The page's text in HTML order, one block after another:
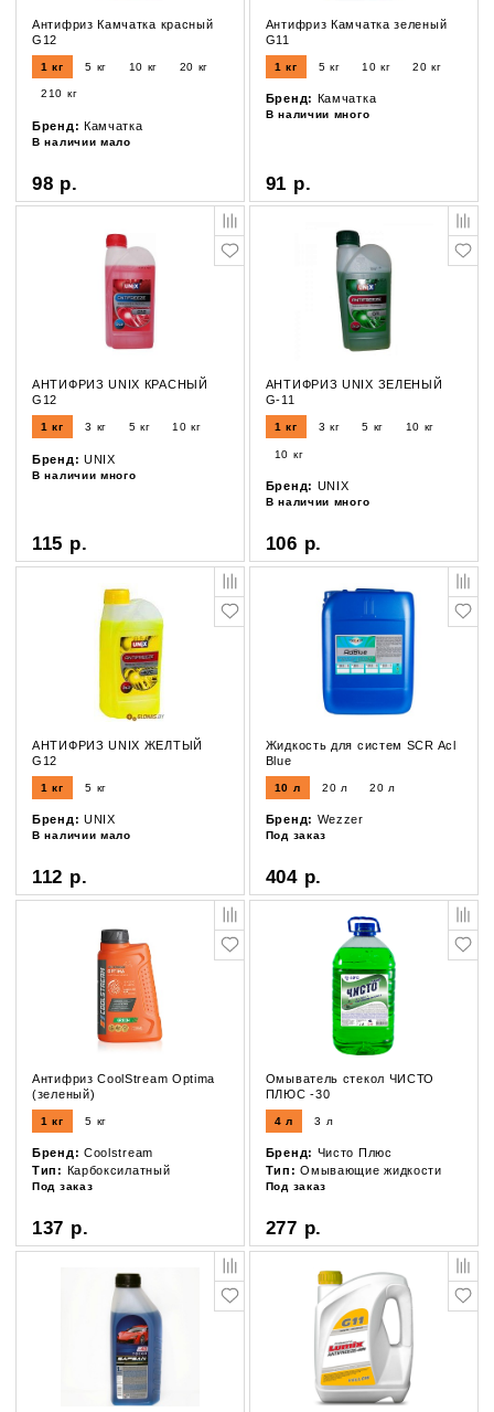
Антифриз Камчатка красный
G12
1 кг 5 кг 10 кг 20 кг
210 кг
Бренд: Камчатка
В наличии мало
98 р.
Антифриз Камчатка зеленый
G11
1 кг 5 кг 10 кг 20 кг
Бренд: Камчатка
В наличии много
91 р.
АНТИФРИЗ UNIX КРАСНЫЙ
G12
1 кг 3 кг 5 кг 10 кг
Бренд: UNIX
В наличии много
115 р.
АНТИФРИЗ UNIX ЗЕЛЕНЫЙ
G-11
1 кг 3 кг 5 кг 10 кг
10 кг
Бренд: UNIX
В наличии много
106 р.
АНТИФРИЗ UNIX ЖЕЛТЫЙ
G12
1 кг 5 кг
Бренд: UNIX
В наличии мало
112 р.
Жидкость для систем SCR Acl
Blue
10 л 20 л 20 л
Бренд: Wezzer
Под заказ
404 р.
Антифриз CoolStream Optima
(зеленый)
1 кг 5 кг
Бренд: Coolstream
Тип: Карбоксилатный
Под заказ
137 р.
Омыватель стекол ЧИСТО
ПЛЮС -30
4 л 3 л
Бренд: Чисто Плюс
Тип: Омывающие жидкости
Под заказ
277 р.